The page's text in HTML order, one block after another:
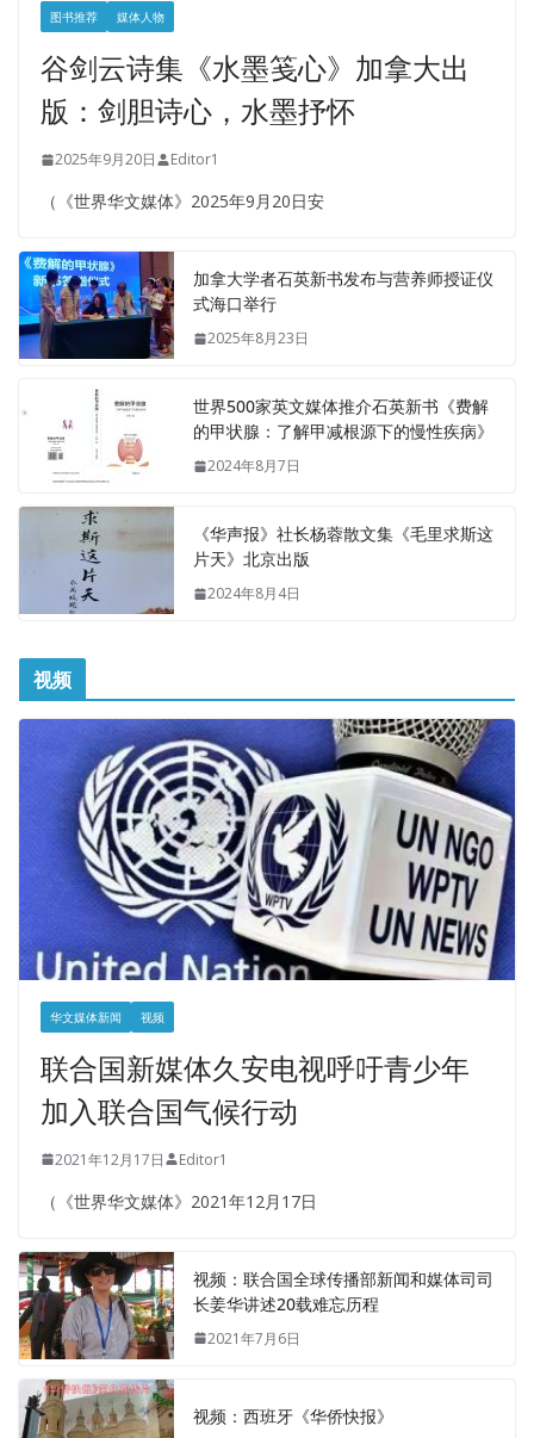
图书推荐 媒体人物
谷剑云诗集《水墨笺心》加拿大出
版：剑胆诗心，水墨抒怀
2025年9月20日 Editor1
（《世界华文媒体》2025年9月20日安
加拿大学者石英新书发布与营养师授证仪
式海口举行
2025年8月23日
世界500家英文媒体推介石英新书《费解
的甲状腺：了解甲减根源下的慢性疾病》
2024年8月7日
《华声报》社长杨蓉散文集《毛里求斯这
片天》北京出版
2024年8月4日
视频
华文媒体新闻 视频
联合国新媒体久安电视呼吁青少年
加入联合国气候行动
2021年12月17日 Editor1
（《世界华文媒体》2021年12月17日
视频：联合国全球传播部新闻和媒体司司
长姜华讲述20载难忘历程
2021年7月6日
视频：西班牙《华侨快报》